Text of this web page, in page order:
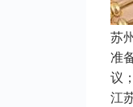
苏
准
议
江